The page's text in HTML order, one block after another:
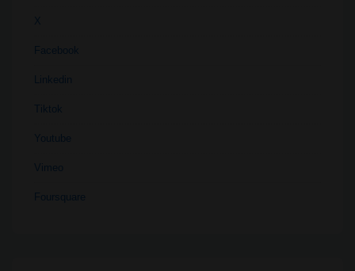
X
Facebook
Linkedin
Tiktok
Youtube
Vimeo
Foursquare